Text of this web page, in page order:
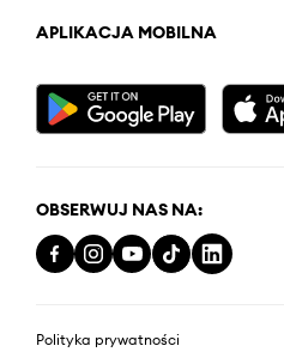
APLIKACJA MOBILNA
OBSERWUJ NAS NA:
Polityka prywatności